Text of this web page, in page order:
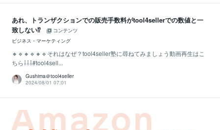
あれ、トランザクションでの販売手数料がtool4sellerでの数値と一
致しない⁉
コンテンツ
ビジネス・マーケティング
🔸🔹🔸🔹🔸🔹それはなぜ？tool4seller塾に尋ねてみましょう動画再生はこ
ちら⇩⇩⇩#tool4sell...
Gushima＠tool4seller
2024/08/01 07:01